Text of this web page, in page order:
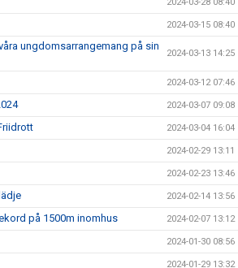
2024-03-15 08:40
ungdomsarrangemang på sin
2024-03-13 14:25
2024-03-12 07:46
2024-03-07 09:08
2024-03-04 16:04
2024-02-29 13:11
2024-02-23 13:46
2024-02-14 13:56
på 1500m inomhus 2024-02-07 13:12
2024-01-30 08:56
2024-01-29 13:32